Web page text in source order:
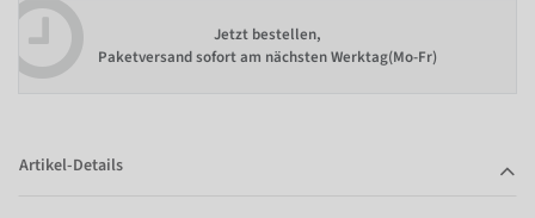
Jetzt bestellen,
Paketversand sofort am nächsten Werktag(Mo-Fr)
Artikel-Details